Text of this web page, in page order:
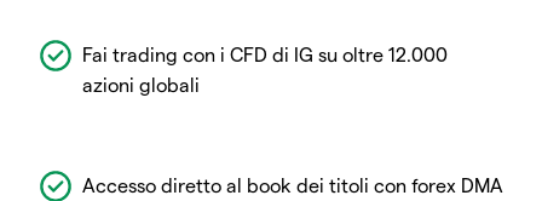
Fai trading con i CFD di IG su oltre 12.000
azioni globali
Accesso diretto al book dei titoli con forex DMA